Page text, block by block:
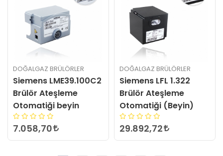
DOĞALGAZ BRÜLÖRLER
Siemens LFL 1.322
Brülör Ateşleme
Otomatiği (Beyin)
29.892,72
DOĞALGAZ BRÜLÖRLER
CUSO LME11.330C2
Brülör Kontrol Cihazı
3.025,44